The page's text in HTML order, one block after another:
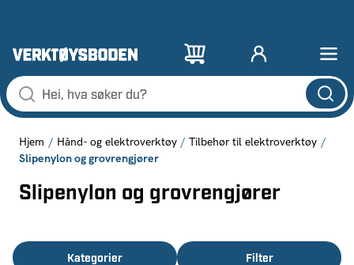
Hjem Hånd- og elektroverktøy Tilbehør til elektroverktøy
Slipenylon og grovrengjører
Slipenylon og grovrengjører
Kategorier Filter